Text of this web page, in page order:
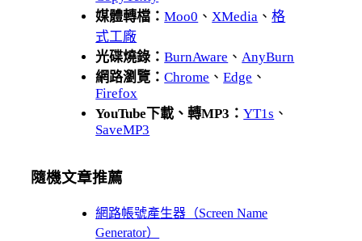
媒體轉檔：Moo0 、 XMedia 、格
式工廠
光碟燒錄：BurnAware 、 AnyBurn
網路瀏覽：Chrome 、Edge 、
Firefox
YouTube下載、轉MP3：YT1s 、
SaveMP3
隨機文章推薦
網路帳號產生器（Screen Name
Generator）